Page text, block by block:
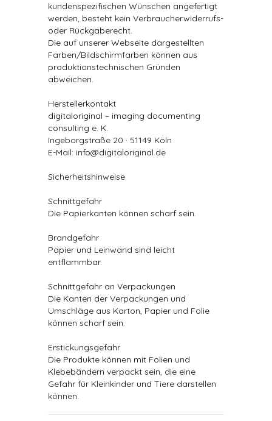
kundenspezifischen Wünschen angefertigt
werden, besteht kein Verbraucherwiderrufs-
oder Rückgaberecht.
Die auf unserer Webseite dargestellten
Farben/Bildschirmfarben können aus
produktionstechnischen Gründen
abweichen.
Herstellerkontakt
digitaloriginal – imaging documenting
consulting e. K.
Ingeborgstraße 20 · 51149 Köln
E-Mail: info@digitaloriginal.de
Sicherheitshinweise
Schnittgefahr
Die Papierkanten können scharf sein.
Brandgefahr
Papier und Leinwand sind leicht
entflammbar.
Schnittgefahr an Verpackungen
Die Kanten der Verpackungen und
Umschläge aus Karton, Papier und Folie
können scharf sein.
Erstickungsgefahr
Die Produkte können mit Folien und
Klebebändern verpackt sein, die eine
Gefahr für Kleinkinder und Tiere darstellen
können.